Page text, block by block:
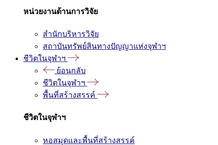
หน่วยงานด้านการวิจัย
สำนักบริหารวิจัย
สถาบันทรัพย์สินทางปัญญาแห่งจุฬาฯ
ชีวิตในจุฬาฯ
ย้อนกลับ
ชีวิตในจุฬาฯ
พื้นที่สร้างสรรค์
ชีวิตในจุฬาฯ
หอสมุดและพื้นที่สร้างสรรค์